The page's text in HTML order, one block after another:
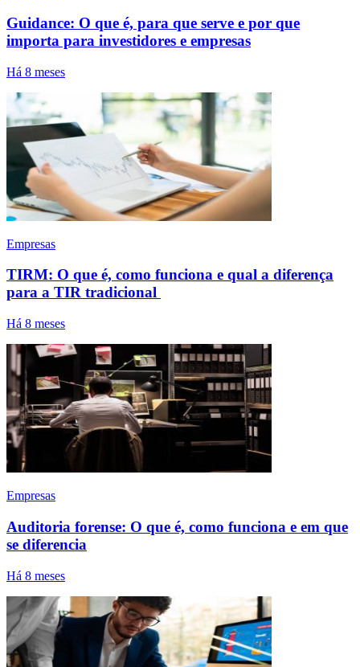
Guidance: O que é, para que serve e por que
importa para investidores e empresas
Há 8 meses
Empresas
TIRM: O que é, como funciona e qual a diferença
para a TIR tradicional
Há 8 meses
Empresas
Auditoria forense: O que é, como funciona e em que
se diferencia
Há 8 meses